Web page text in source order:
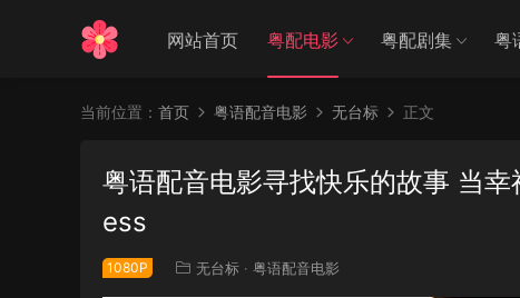
网站首页 粤配电影 粤配剧集 粤
当前位置： 首页 粤语配音电影 无台标 正文
粤语配音电影寻找快乐的故事 当
ess
1080P 无台标 · 粤语配音电影